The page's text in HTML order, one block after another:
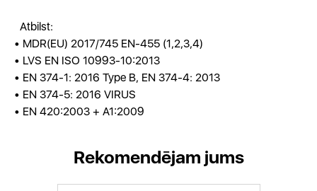
Atbilst:
• MDR(EU) 2017/745 EN-455 (1,2,3,4)
• LVS EN ISO 10993-10:2013
• EN 374-1: 2016 Type B, EN 374-4: 2013
• EN 374-5: 2016 VIRUS
• EN 420:2003 + A1:2009
Rekomendējam jums